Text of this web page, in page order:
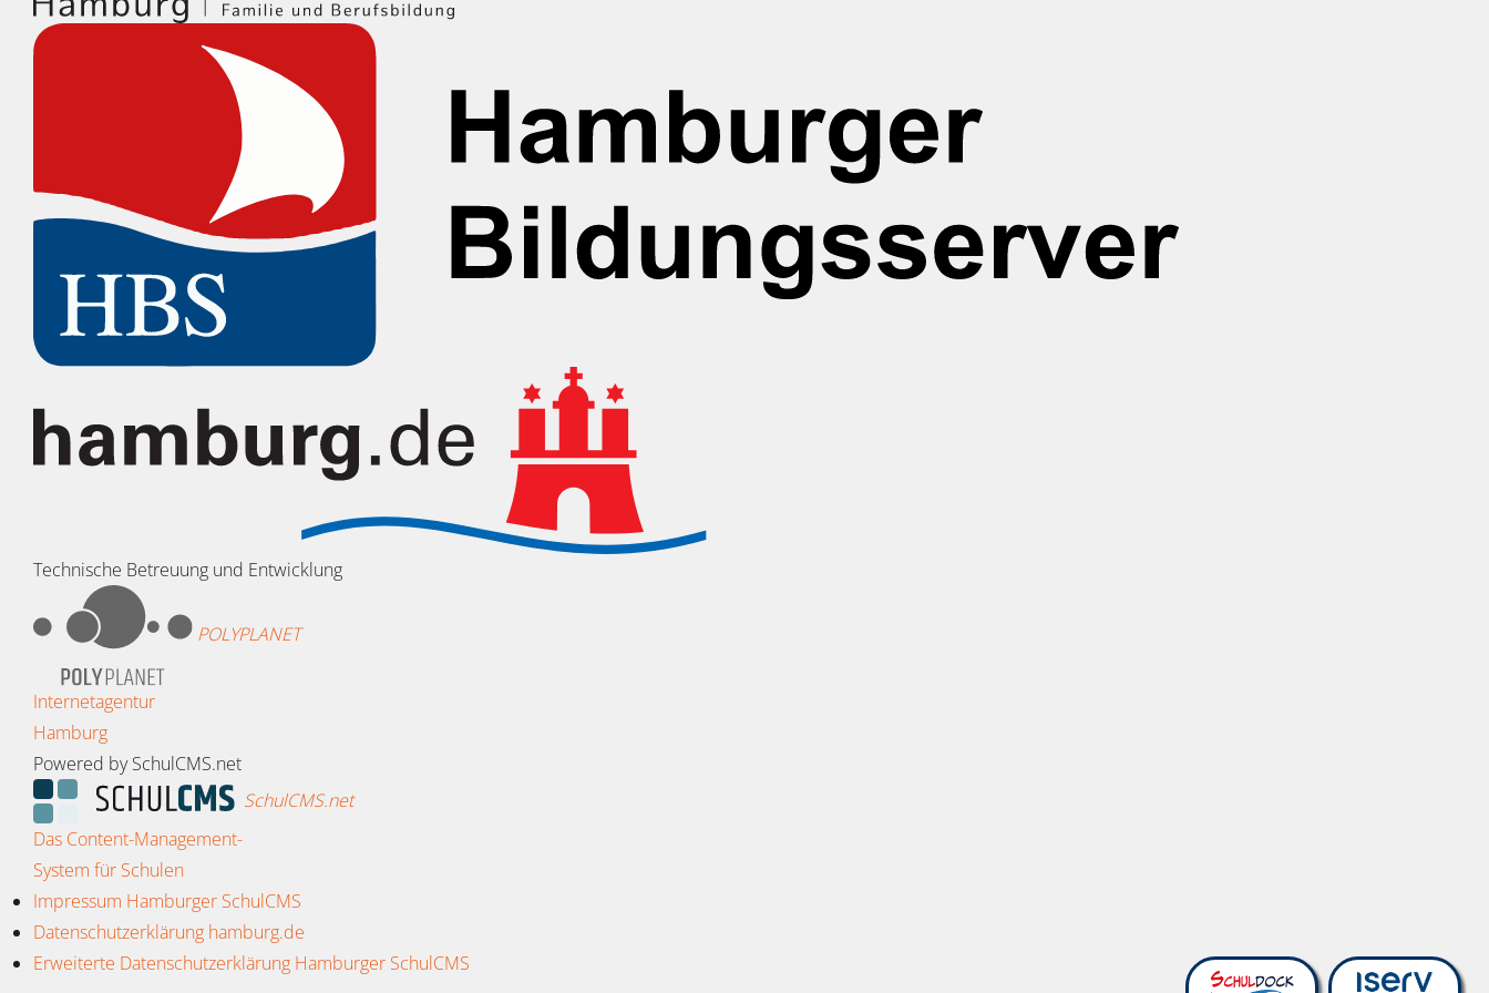
Technische Betreuung und Entwicklung
POLYPLANET
Internetagentur
Hamburg
Powered by SchulCMS.net
SchulCMS.net
Das Content-Management-
System für Schulen
Impressum Hamburger SchulCMS
Datenschutzerklärung hamburg.de
Erweiterte Datenschutzerklärung Hamburger SchulCMS